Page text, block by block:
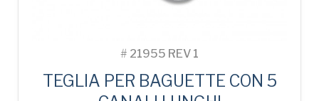
# 21955 REV 1
TEGLIA PER BAGUETTE CON 5